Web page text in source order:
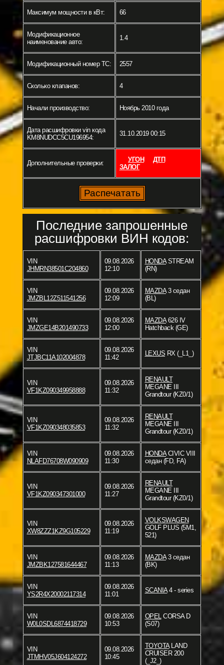
Максимум мощности в кВт: 66
Модификационное
наименование авто:
1.4
Модификационный номер ТС: 2557
Сколько клапанов: 4
Начали производство: Ноябрь 2010 года
Дата расшифровки vin кода
KM8NUDCC5CU196954:
31.10.2019 00:15
Дополнительные проверки: УГОН
ДТП
ЗАЛОГ
Последние запрошенные
расшифровки ВИН кодов:
VIN
JHMRN38501C204860
09.08.2026
12:10
HONDASTREAM
(RN)
VIN
JMZBL12Z511541256
09.08.2026
12:09
MAZDA3 седан
(BL)
VIN
JMZGE14B201490733
09.08.2026
12:00
MAZDA626 IV
Hatchback (GE)
VIN
JTJBC11A102004878
09.08.2026
11:42
LEXUS RX (_L1_)
VIN
VF1KZ090349958888
09.08.2026
11:32
RENAULT
MEGANE III
Grandtour (KZ0/1)
VIN
VF1KZ090348035853
09.08.2026
11:32
RENAULT
MEGANE III
Grandtour (KZ0/1)
VIN
NLAFD76708W090909
09.08.2026
11:30
HONDACIVIC VIII
седан (FD, FA)
VIN
VF1KZ090347301000
09.08.2026
11:27
RENAULT
MEGANE III
Grandtour (KZ0/1)
VIN
XW8ZZZ1KZ9G105229
09.08.2026
11:19
VOLKSWAGEN
GOLF PLUS (5M1,
521)
VIN
JMZBK127581644467
09.08.2026
11:13
MAZDA3 седан
(BK)
VIN
YS2R4X20002117314
09.08.2026
11:01
SCANIA4 - series
VIN
W0L0SDL6874418729
09.08.2026
10:53
OPEL CORSA D
(S07)
VIN
JTMHV05J604124272
09.08.2026
10:45
TOYOTALAND
CRUISER 200
(_J2_)